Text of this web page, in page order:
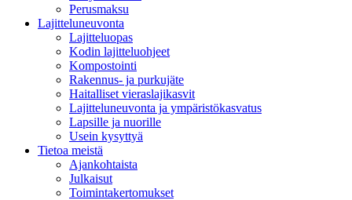
Perusmaksu
Lajitteluneuvonta
Lajitteluopas
Kodin lajitteluohjeet
Kompostointi
Rakennus- ja purkujäte
Haitalliset vieraslajikasvit
Lajitteluneuvonta ja ympäristökasvatus
Lapsille ja nuorille
Usein kysyttyä
Tietoa meistä
Ajankohtaista
Julkaisut
Toimintakertomukset